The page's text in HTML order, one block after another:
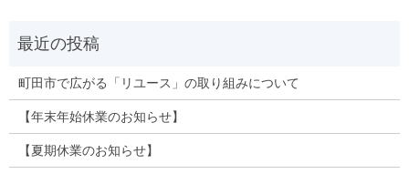
町田市で広がる「リユース」の取り組みについて
【年末年始休業のお知らせ】
【夏期休業のお知らせ】